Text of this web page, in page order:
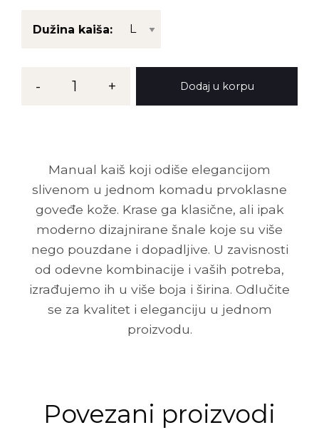
Dužina kaiša:
MG- 1 + Dodaj u korpu
Manual kaiš koji odiše elegancijom
slivenom u jednom komadu prvoklasne
goveđe kože. Krase ga klasične, ali ipak
moderno dizajnirane šnale koje su više
nego pouzdane i dopadljive. U zavisnosti
od odevne kombinacije i vaših potreba,
izrađujemo ih u više boja i širina. Odlučite
se za kvalitet i eleganciju u jednom
proizvodu.
Povezani proizvodi